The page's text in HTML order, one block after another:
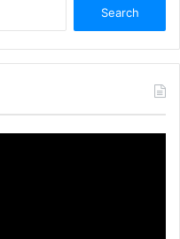
r
f
o